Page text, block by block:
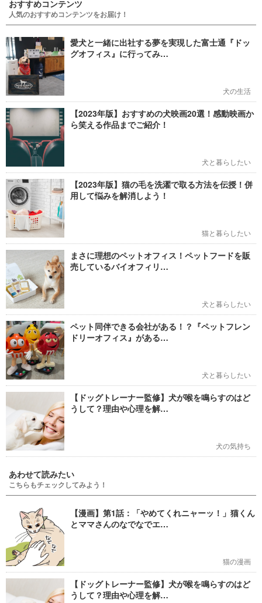
おすすめコンテンツ
人気のおすすめコンテンツをお届け！
愛犬と一緒に出社する夢を実現した富士通『ドッ
グオフィス』に行ってみ…
犬の生活
【2023年版】おすすめの犬映画20選！感動映画か
ら笑える作品までご紹介！
犬と暮らしたい
【2023年版】猫の毛を洗濯で取る方法を伝授！併
用して悩みを解消しよう！
猫と暮らしたい
まさに理想のペットオフィス！ペットフードを販
売しているバイオフィリ…
犬と暮らしたい
ペット同伴できる会社がある！？『ペットフレン
ドリーオフィス』がある…
犬と暮らしたい
【ドッグトレーナー監修】犬が喉を鳴らすのはど
うして？理由や心理を解…
犬の気持ち
あわせて読みたい
こちらもチェックしてみよう！
【漫画】第1話：「やめてくれニャーッ！」猫くん
とママさんのなでなでエ…
猫の漫画
【ドッグトレーナー監修】犬が喉を鳴らすのはど
うして？理由や心理を解…